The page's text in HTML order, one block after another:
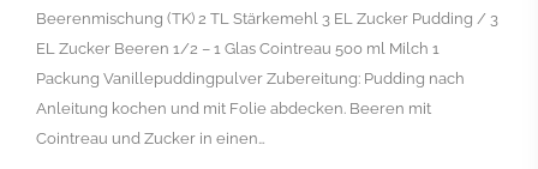
Beerenmischung (TK) 2 TL Stärkemehl 3 EL Zucker Pudding / 3
EL Zucker Beeren 1/2 – 1 Glas Cointreau 500 ml Milch 1
Packung Vanillepuddingpulver Zubereitung: Pudding nach
Anleitung kochen und mit Folie abdecken. Beeren mit
Cointreau und Zucker in einen…